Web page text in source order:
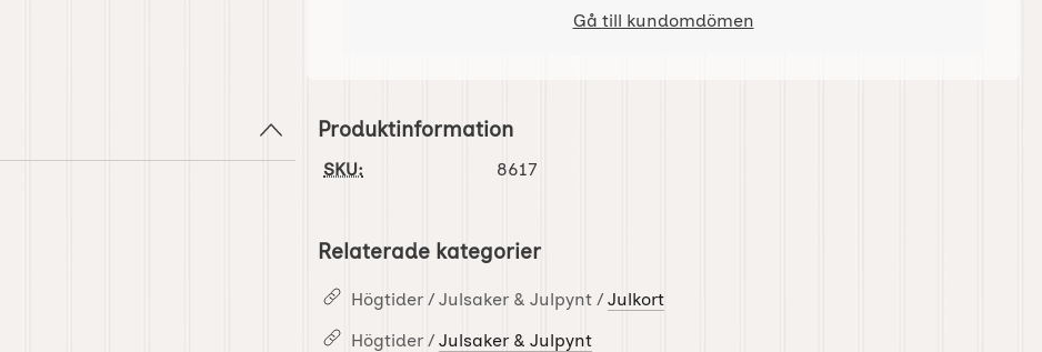
Gå till kundomdömen
Produktinformation
SKU: 8617
Relaterade kategorier
Högtider / Julsaker & Julpynt / Julkort
Högtider / Julsaker & Julpynt